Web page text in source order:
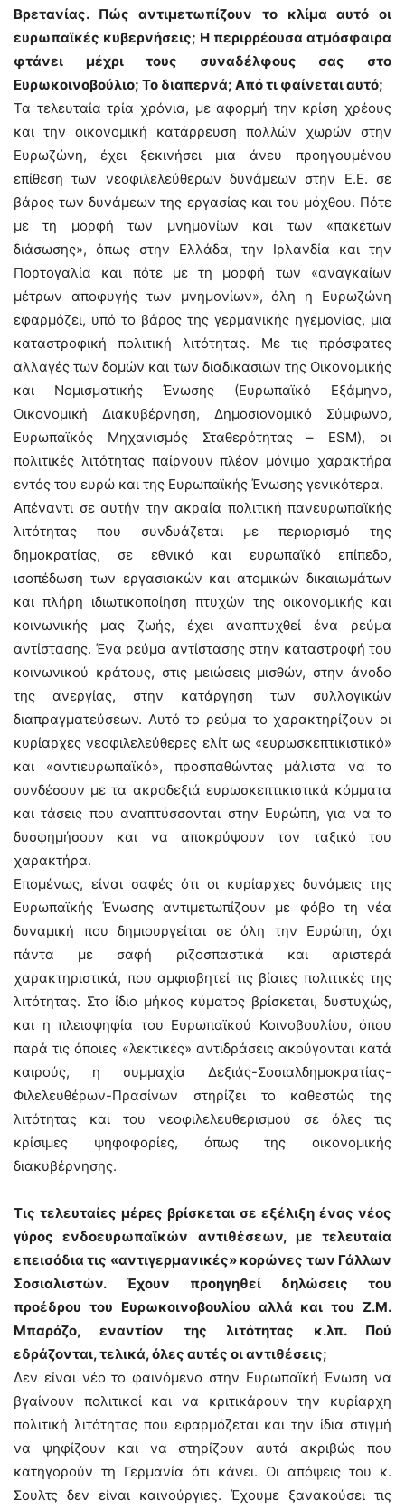
Βρετανίας. Πώς αντιμετωπίζουν το κλίμα αυτό οι
ευρωπαϊκές κυβερνήσεις; Η περιρρέουσα ατμόσφαιρα
φτάνει μέχρι τους συναδέλφους σας στο
Ευρωκοινοβούλιο; Το διαπερνά; Από τι φαίνεται αυτό;
Τα τελευταία τρία χρόνια, με αφορμή την κρίση χρέους
και την οικονομική κατάρρευση πολλών χωρών στην
Ευρωζώνη, έχει ξεκινήσει μια άνευ προηγουμένου
επίθεση των νεοφιλελεύθερων δυνάμεων στην Ε.Ε. σε
βάρος των δυνάμεων της εργασίας και του μόχθου. Πότε
με τη μορφή των μνημονίων και των «πακέτων
διάσωσης», όπως στην Ελλάδα, την Ιρλανδία και την
Πορτογαλία και πότε με τη μορφή των «αναγκαίων
μέτρων αποφυγής των μνημονίων», όλη η Ευρωζώνη
εφαρμόζει, υπό το βάρος της γερμανικής ηγεμονίας, μια
καταστροφική πολιτική λιτότητας. Με τις πρόσφατες
αλλαγές των δομών και των διαδικασιών της Οικονομικής
και Νομισματικής Ένωσης (Ευρωπαϊκό Εξάμηνο,
Οικονομική Διακυβέρνηση, Δημοσιονομικό Σύμφωνο,
Ευρωπαϊκός Μηχανισμός Σταθερότητας – ESM), οι
πολιτικές λιτότητας παίρνουν πλέον μόνιμο χαρακτήρα
εντός του ευρώ και της Ευρωπαϊκής Ένωσης γενικότερα.
Απέναντι σε αυτήν την ακραία πολιτική πανευρωπαϊκής
λιτότητας που συνδυάζεται με περιορισμό της
δημοκρατίας, σε εθνικό και ευρωπαϊκό επίπεδο,
ισοπέδωση των εργασιακών και ατομικών δικαιωμάτων
και πλήρη ιδιωτικοποίηση πτυχών της οικονομικής και
κοινωνικής μας ζωής, έχει αναπτυχθεί ένα ρεύμα
αντίστασης. Ένα ρεύμα αντίστασης στην καταστροφή του
κοινωνικού κράτους, στις μειώσεις μισθών, στην άνοδο
της ανεργίας, στην κατάργηση των συλλογικών
διαπραγματεύσεων. Αυτό το ρεύμα το χαρακτηρίζουν οι
κυρίαρχες νεοφιλελεύθερες ελίτ ως «ευρωσκεπτικιστικό»
και «αντιευρωπαϊκό», προσπαθώντας μάλιστα να το
συνδέσουν με τα ακροδεξιά ευρωσκεπτικιστικά κόμματα
και τάσεις που αναπτύσσονται στην Ευρώπη, για να το
δυσφημήσουν και να αποκρύψουν τον ταξικό του
χαρακτήρα.
Επομένως, είναι σαφές ότι οι κυρίαρχες δυνάμεις της
Ευρωπαϊκής Ένωσης αντιμετωπίζουν με φόβο τη νέα
δυναμική που δημιουργείται σε όλη την Ευρώπη, όχι
πάντα με σαφή ριζοσπαστικά και αριστερά
χαρακτηριστικά, που αμφισβητεί τις βίαιες πολιτικές της
λιτότητας. Στο ίδιο μήκος κύματος βρίσκεται, δυστυχώς,
και η πλειοψηφία του Ευρωπαϊκού Κοινοβουλίου, όπου
παρά τις όποιες «λεκτικές» αντιδράσεις ακούγονται κατά
καιρούς, η συμμαχία Δεξιάς-Σοσιαλδημοκρατίας-
Φιλελευθέρων-Πρασίνων στηρίζει το καθεστώς της
λιτότητας και του νεοφιλελευθερισμού σε όλες τις
κρίσιμες ψηφοφορίες, όπως της οικονομικής
διακυβέρνησης.
Τις τελευταίες μέρες βρίσκεται σε εξέλιξη ένας νέος
γύρος ενδοευρωπαϊκών αντιθέσεων, με τελευταία
επεισόδια τις «αντιγερμανικές» κορώνες των Γάλλων
Σοσιαλιστών. Έχουν προηγηθεί δηλώσεις του
προέδρου του Ευρωκοινοβουλίου αλλά και του Ζ.Μ.
Μπαρόζο, εναντίον της λιτότητας κ.λπ. Πού
εδράζονται, τελικά, όλες αυτές οι αντιθέσεις;
Δεν είναι νέο το φαινόμενο στην Ευρωπαϊκή Ένωση να
βγαίνουν πολιτικοί και να κριτικάρουν την κυρίαρχη
πολιτική λιτότητας που εφαρμόζεται και την ίδια στιγμή
να ψηφίζουν και να στηρίζουν αυτά ακριβώς που
κατηγορούν τη Γερμανία ότι κάνει. Οι απόψεις του κ.
Σουλτς δεν είναι καινούργιες. Έχουμε ξανακούσει τις